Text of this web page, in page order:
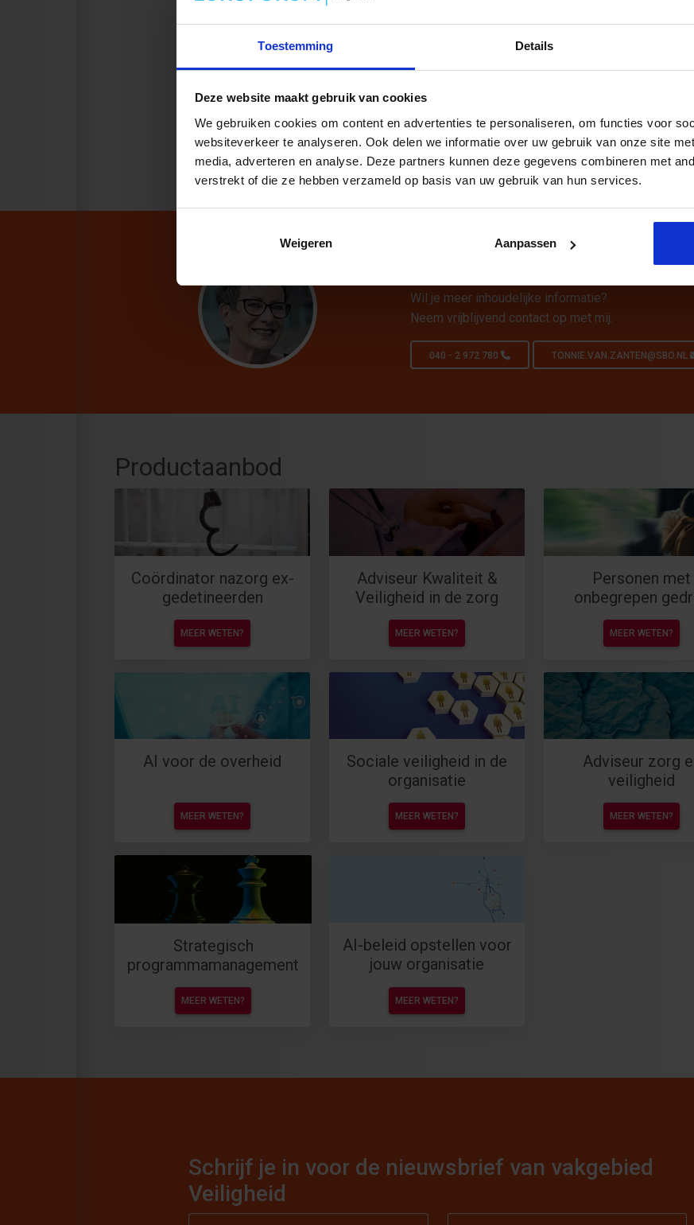
Toestemming Details
Deze website maakt gebruik van cookies
We gebruiken cookies om content en advertenties te personaliseren, om functies voor
websiteverkeer te analyseren. Ook delen we informatie over uw gebruik van onze site
media, adverteren en analyse. Deze partners kunnen deze gegevens combineren met
verstrekt of die ze hebben verzameld op basis van uw gebruik van hun services.
Weigeren Aanpassen
Persoonlijk
Wil je meer inhoudelijke informatie?
Neem vrijblijvend contact op met mij.
040 - 2 972 780 TONNIE.VAN.ZANTEN@SBO.NL
Productaanbod
Coördinator nazorg ex-
gedetineerden
MEER WETEN?
Adviseur Kwaliteit &
Veiligheid in de zorg
MEER WETEN?
Personen met
onbegrepen
MEER WETEN?
AI voor de overheid
MEER WETEN?
Sociale veiligheid in de
organisatie
MEER WETEN?
Adviseur zorg
veiligheid
MEER WETEN?
Strategisch
programmamanagement
MEER WETEN?
AI-beleid opstellen voor
jouw organisatie
MEER WETEN?
Schrijf je in voor de nieuwsbrief van vakgebied
Veiligheid